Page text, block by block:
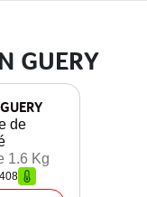
GUERY
de
1.6 Kg